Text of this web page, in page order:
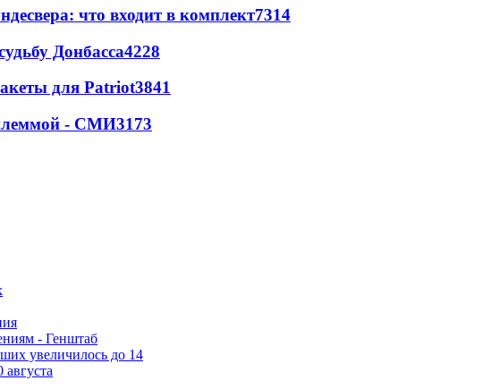
что входит в комплект7314
Донбасса4228
для Patriot3841
- СМИ3173
- Генштаб
увеличилось до 14